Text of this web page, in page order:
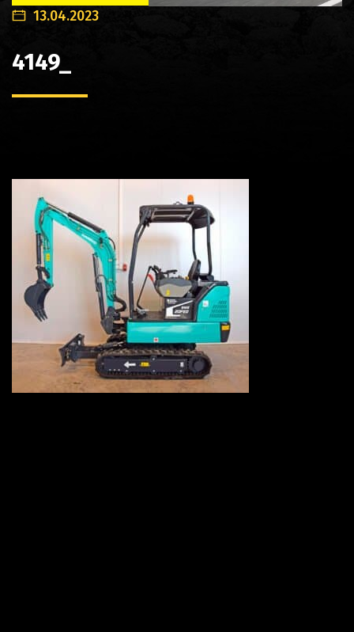
13.04.2023
4149_